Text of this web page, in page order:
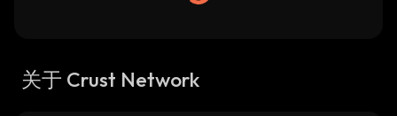
关于 Crust Network